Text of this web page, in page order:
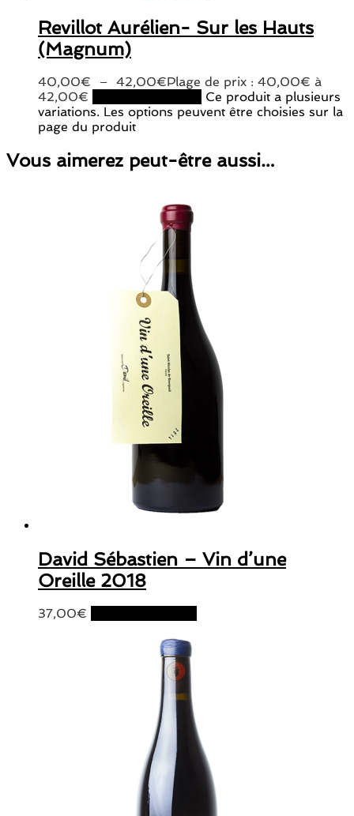
Revillot Aurélien- Sur les Hauts
(Magnum)
40,00€ – 42,00€Plage de prix : 40,00€ à
42,00€
Ce produit a plusieurs
variations. Les options peuvent être choisies sur la
page du produit
Vous aimerez peut-être aussi…
David Sébastien – Vin d’une
Oreille 2018
37,00€